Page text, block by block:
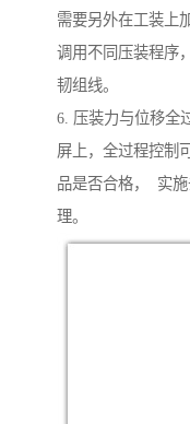
需要另外在工装上
调用不同压装程序
韧组线。
6. 压装力与位移全
屏上，全过程控制
品是否合格， 实
理。